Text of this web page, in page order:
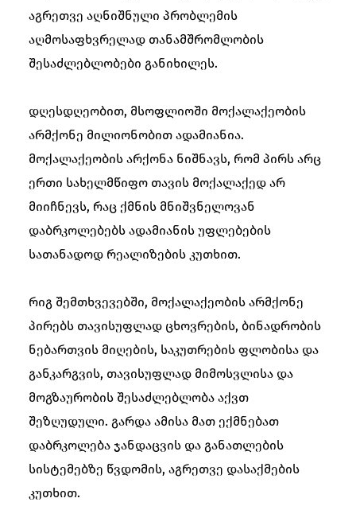
აგრეთვე აღნიშნული პრობლემის
აღმოსაფხვრელად თანამშრომლობის
შესაძლებლობები განიხილეს.
დღესდღეობით, მსოფლიოში მოქალაქეობის
არმქონე მილიონობით ადამიანია.
მოქალაქეობის არქონა ნიშნავს, რომ პირს არც
ერთი სახელმწიფო თავის მოქალაქედ არ
მიიჩნევს, რაც ქმნის მნიშვნელოვან
დაბრკოლებებს ადამიანის უფლებების
სათანადოდ რეალიზების კუთხით.
რიგ შემთხვევებში, მოქალაქეობის არმქონე
პირებს თავისუფლად ცხოვრების, ბინადრობის
ნებართვის მიღების, საკუთრების ფლობისა და
განკარგვის, თავისუფლად მიმოსვლისა და
მოგზაურობის შესაძლებლობა აქვთ
შეზღუდული. გარდა ამისა მათ ექმნებათ
დაბრკოლება ჯანდაცვის და განათლების
სისტემებზე წვდომის, აგრეთვე დასაქმების
კუთხით.